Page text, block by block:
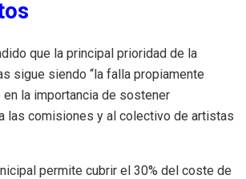
que la principal prioridad de la
sigue siendo “la falla propiamente
en la importancia de sostener
las comisiones y al colectivo de artistas
permite cubrir el 30% del coste de